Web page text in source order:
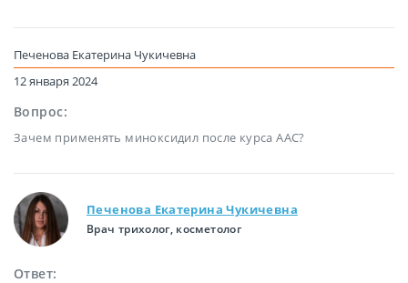
Печенова Екатерина Чукичевна
12 января 2024
Вопрос:
Зачем применять миноксидил после курса ААС?
Печенова Екатерина Чукичевна
Врач трихолог, косметолог
Ответ: